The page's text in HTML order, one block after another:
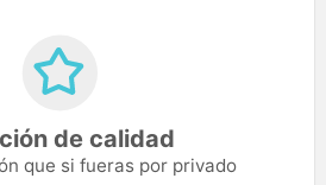
de calidad
que si fueras por privado